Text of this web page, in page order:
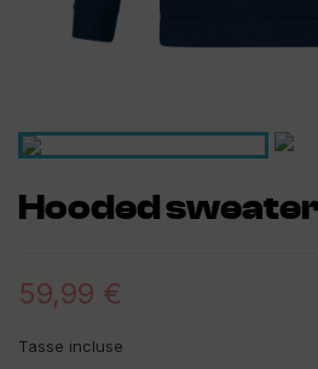
Hooded
59,99 €
Tasse incluse